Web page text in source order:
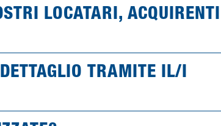
LOCATARI, ACQUIRENTI
TRAMITE IL/I